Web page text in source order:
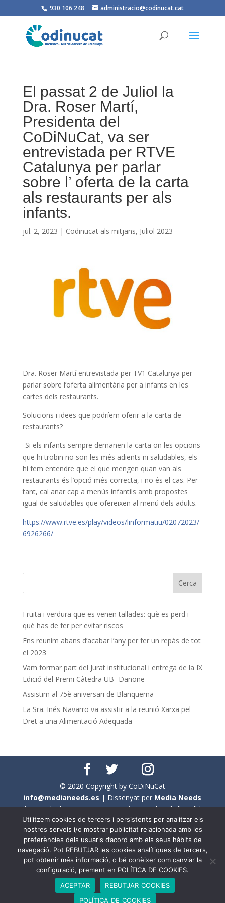
930 106 248 administracio@codinucat.cat
El passat 2 de Juliol la
Dra. Roser Martí,
Presidenta del
CoDiNuCat, va ser
entrevistada per RTVE
Catalunya per parlar
sobre l’ oferta de la carta
als restaurants per als
infants.
jul. 2, 2023 | Codinucat als mitjans, Juliol 2023
Dra. Roser Martí entrevistada per TV1 Catalunya per
parlar sobre l’oferta alimentària per a infants en les
cartes dels restaurants.
Solucions i idees que podríem oferir a la carta de
restaurants?
-Si els infants sempre demanen la carta on les opcions
que hi trobin no son les més adients ni saludables, els
hi fem entendre que el que mengen quan van als
restaurants és l’opció més correcta, i no és el cas. Per
tant, cal anar cap a menús infantils amb propostes
igual de saludables que ofereixen al menú dels adults.
https://www.rtve.es/play/videos/linformatiu/02072023/
6926266/
Fruita i verdura que es venen tallades: què es perd i
què has de fer per evitar riscos
Ens reunim abans d’acabar l’any per fer un repàs de tot
el 2023
Vam formar part del Jurat institucional i entrega de la IX
Edició del Premi Càtedra UB- Danone
Assistim al 75è aniversari de Blanquerna
La Sra. Inés Navarro va assistir a la reunió Xarxa pel
Dret a una Alimentació Adequada
© 2020 Copyright by CoDiNuCat
info@medianeeds.es | Dissenyat per Media Needs
| Tots els drets reservats aCoDiNuCat |Avís legal|
Avís per cookies
En aquest web s'ha tingut en compte l'ús no sexista del
llenguatge. No obstant això, i a causa de la seva
extensió, no s'ha pogut fer de manera exhaustiva. Per
aquest motiu, a vegades , s'ha utilitzat el femení com a
genèric, atès que és una professió que compta amb al
Utilitzem cookies de tercers i persistents per analitzar els
nostres serveis i/o mostrar publicitat relacionada amb les
preferències dels usuaris d’acord amb els seus hàbits de
navegació. Pot REBUTJAR les cookies analítiques de tercers,
pot obtenir més informació, o bé conèixer com canviar la
configuració, prement en POLÍTICA DE COOKIES.
ACEPTAR
REBUTJAR COOKIES
POLÍTICA DE COOKIES